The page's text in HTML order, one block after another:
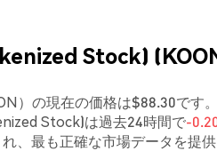
Stock)
）の現在の価格は$88.30です
Stock)は過去24時間で-
、最も正確な市場データを提供